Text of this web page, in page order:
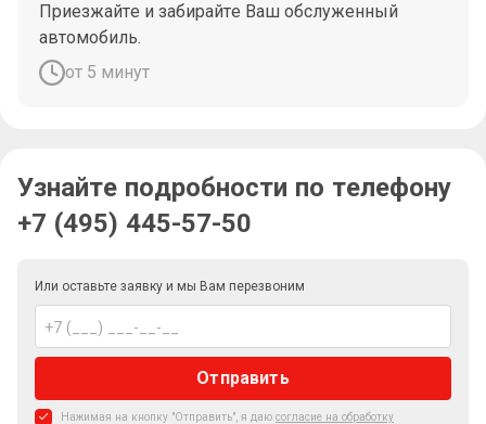
Приезжайте и забирайте Ваш обслуженный
автомобиль.
от 5 минут
Узнайте подробности по телефону
+7 (495) 445-57-50
Или оставьте заявку и мы Вам перезвоним
Отправить
Нажимая на кнопку "Отправить", я даю согласие на обработку